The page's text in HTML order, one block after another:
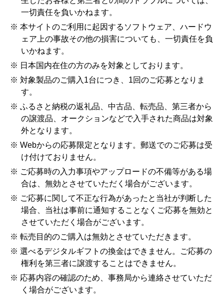
一切責任を負いかねます。
※ 本サイトのご利用に起因するソフトウェア、ハードウ
ェア上の事故その他の損害についても、一切責任を負
いかねます。
※ 日本国内在住の方のみを対象としております。
※ 対象製品のご購入1台につき、1回のご応募となりま
す。
※ ふるさと納税の返礼品、中古品、転売品、第三者から
の譲渡品、オークションなどで入手された商品は対象
外となります。
※ Webからの応募限定となります。郵送でのご応募は受
け付けておりません。
※ ご応募時の入力事項やアップロードの不備等がある場
合は、無効とさせていただく場合がございます。
※ ご応募に関して不正な行為があったと当社が判断した
場合、当社は事前に通知することなくご応募を無効と
させていただく場合がございます。
※ 転売目的のご購入は無効とさせていただきます。
※ 選べるデジタルギフトの換金はできません。ご応募の
権利を第三者に譲渡することはできません。
※ 応募内容の確認のため、事務局から連絡させていただ
く場合がございます。